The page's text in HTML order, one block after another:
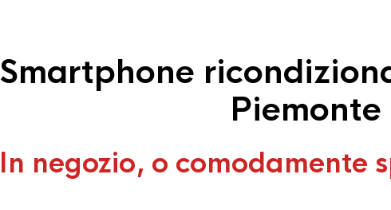
Smartphone
Piemonte
In negozio, o comodamente